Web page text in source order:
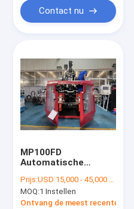
Gallonpesticide
Contact nu
MP100FD
Automatische
Prijs:USD 15,000 - 45,000 / Set
MOQ:1 Instellen
Ontvang de meest recente